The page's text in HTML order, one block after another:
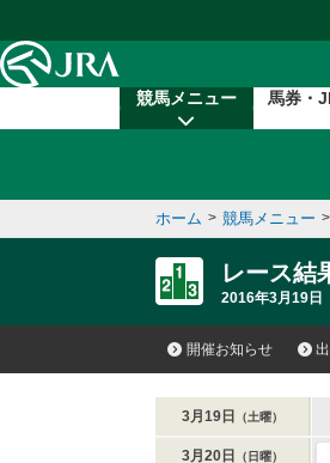
競馬メニュー 馬券・
ホーム > 競馬メニュー >
レース結
2016年3月19日
開催お知らせ
3月19日 （土曜）
3月20日 （日曜）